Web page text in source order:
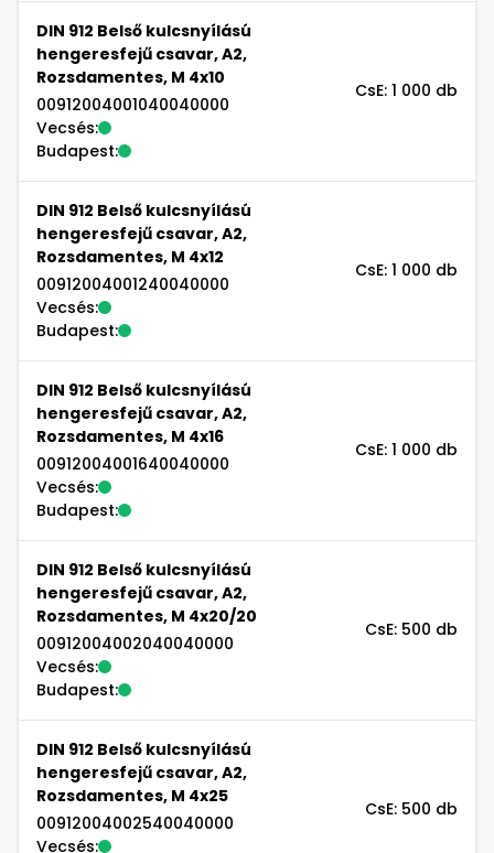
DIN 912 Belső kulcsnyílású
hengeresfejű csavar, A2,
Rozsdamentes, M 4x10
00912004001040040000
Vecsés:
Budapest:
CsE: 1 000 db
DIN 912 Belső kulcsnyílású
hengeresfejű csavar, A2,
Rozsdamentes, M 4x12
00912004001240040000
Vecsés:
Budapest:
CsE: 1 000 db
DIN 912 Belső kulcsnyílású
hengeresfejű csavar, A2,
Rozsdamentes, M 4x16
00912004001640040000
Vecsés:
Budapest:
CsE: 1 000 db
DIN 912 Belső kulcsnyílású
hengeresfejű csavar, A2,
Rozsdamentes, M 4x20/20
00912004002040040000
Vecsés:
Budapest:
CsE: 500 db
DIN 912 Belső kulcsnyílású
hengeresfejű csavar, A2,
Rozsdamentes, M 4x25
00912004002540040000
Vecsés:
CsE: 500 db